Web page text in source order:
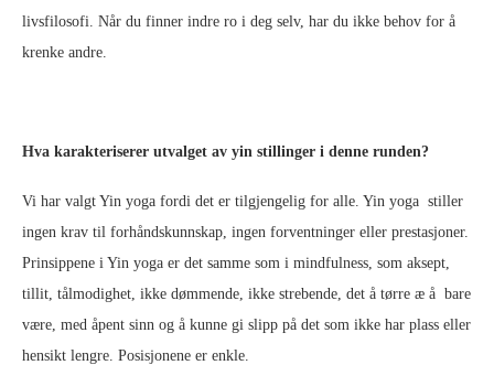
livsfilosofi. Når du finner indre ro i deg selv, har du ikke behov for å
krenke andre.
Hva karakteriserer utvalget av yin stillinger i denne runden?
Vi har valgt Yin yoga fordi det er tilgjengelig for alle. Yin yoga stiller
ingen krav til forhåndskunnskap, ingen forventninger eller prestasjoner.
Prinsippene i Yin yoga er det samme som i mindfulness, som aksept,
tillit, tålmodighet, ikke dømmende, ikke strebende, det å tørre æ å bare
være, med åpent sinn og å kunne gi slipp på det som ikke har plass eller
hensikt lengre. Posisjonene er enkle.